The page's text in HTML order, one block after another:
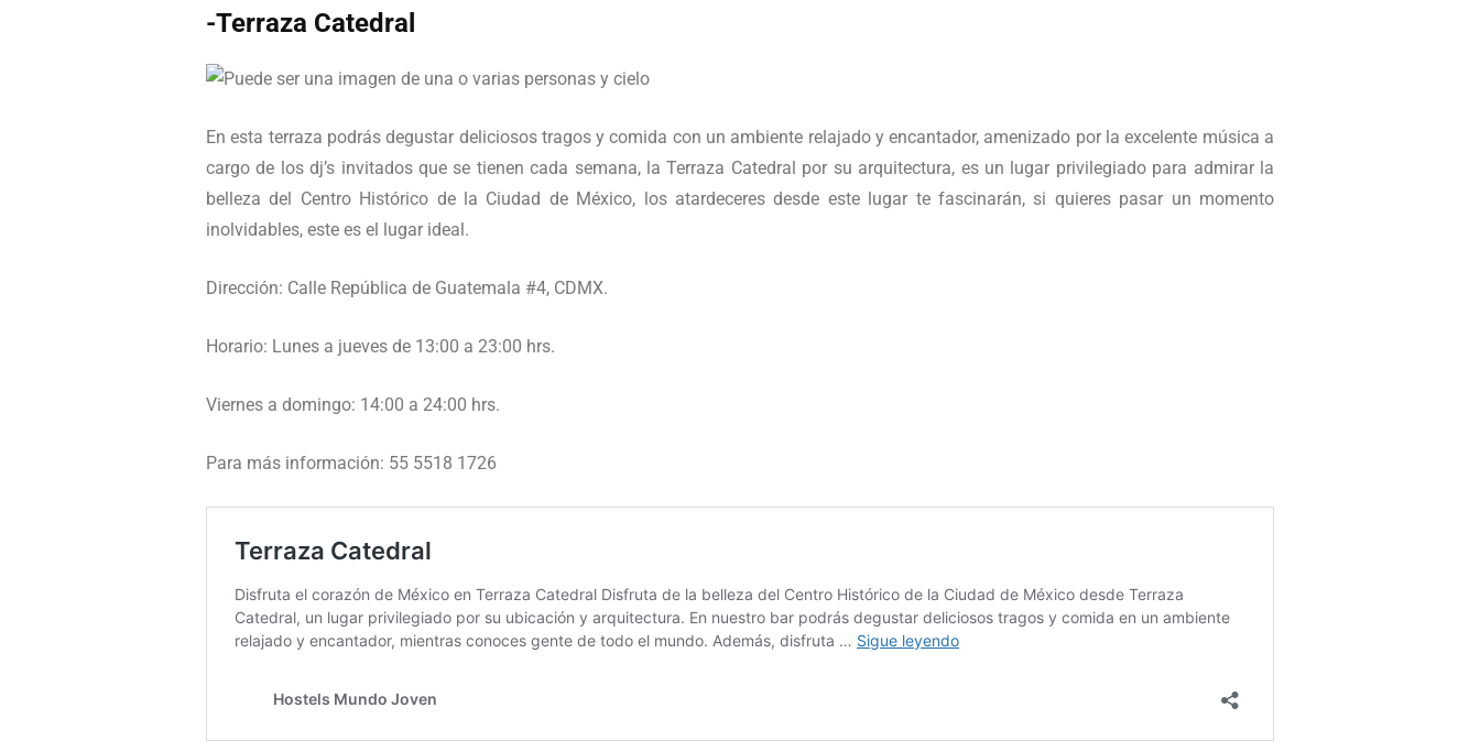
-Terraza Catedral
En esta terraza podrás degustar deliciosos tragos y comida con un ambiente relajado y encantador, amenizado por la excelente música a
cargo de los dj’s invitados que se tienen cada semana, la Terraza Catedral por su arquitectura, es un lugar privilegiado para admirar la
belleza del Centro Histórico de la Ciudad de México, los atardeceres desde este lugar te fascinarán, si quieres pasar un momento
inolvidables, este es el lugar ideal.
Dirección: Calle República de Guatemala #4, CDMX.
Horario: Lunes a jueves de 13:00 a 23:00 hrs.
Viernes a domingo: 14:00 a 24:00 hrs.
Para más información: 55 5518 1726